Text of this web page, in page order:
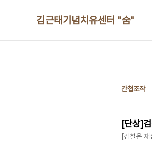
김근태기념치유센터 "숨"
간첩조작
[단상]
[검찰은